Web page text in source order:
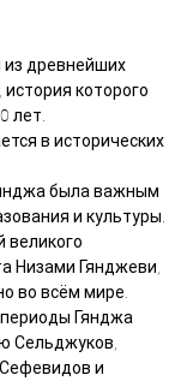
из древнейших
которого
лет.
в исторических
была важным
и культуры.
великого
Низами Гянджеви,
во всём мире.
Гянджа
Сельджуков,
и